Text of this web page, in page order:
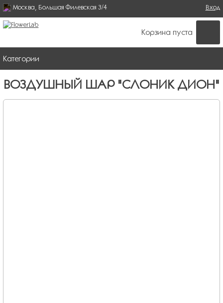
Москва, Большая Филевская 3/4 ФОРМА ПОИСКА
Вход
Корзина пуста
Категории
ВОЗДУШНЫЙ ШАР "СЛОНИК ДИОН"